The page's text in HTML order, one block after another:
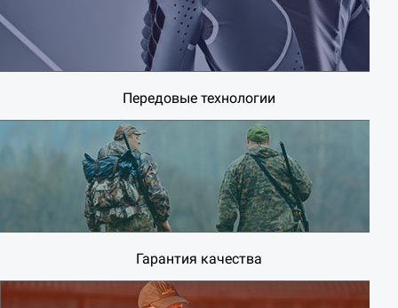
Передовые технологии
Гарантия качества